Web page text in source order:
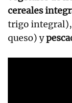
cereales
trigo integral),
queso) y